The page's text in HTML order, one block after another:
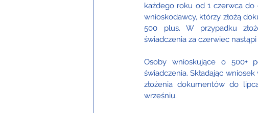
każdego roku od 1 czerwca do
wnioskodawcy, którzy złożą
500 plus. W przypadku
świadczenia za czerwiec
Osoby wnioskujące o 500+
świadczenia. Składając
złożenia dokumentów do
wrześniu.